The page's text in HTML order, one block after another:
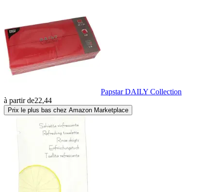
Papstar DAILY Collection
à partir de22,44
Prix le plus bas chez Amazon Marketplace